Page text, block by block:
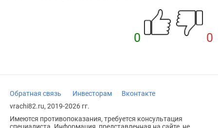
0 0
Обратная связь Инвесторам
Вконтакте
vrachi82.ru, 2019-2026 гг.
Имеются противопоказания, требуется консультация